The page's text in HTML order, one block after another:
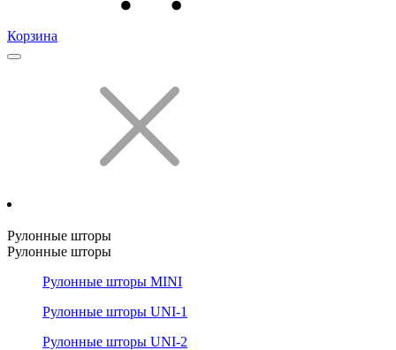
Корзина
Рулонные шторы
Рулонные шторы
Рулонные шторы MINI
Рулонные шторы UNI-1
Рулонные шторы UNI-2